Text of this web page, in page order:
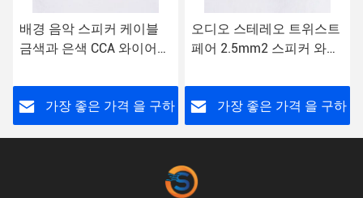
배경 음악 스피커 케이블
금색과 은색 CCA 와이어
가장 좋은 가격 을 구하
오디오 스테레오 트위스트
페어 2.5mm2 스피커 와이
파이 스피커 케이블
가장 좋은 가격 을 구하